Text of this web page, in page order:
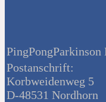
PingPongParkinson
Postanschrift:
Korbweidenweg 5
D-48531 Nordhorn